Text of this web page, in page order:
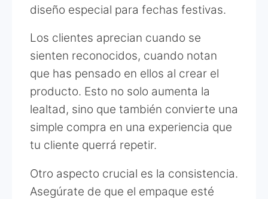
diseño especial para fechas festivas.
Los clientes aprecian cuando se
sienten reconocidos, cuando notan
que has pensado en ellos al crear el
producto. Esto no solo aumenta la
lealtad, sino que también convierte una
simple compra en una experiencia que
tu cliente querrá repetir.
Otro aspecto crucial es la consistencia.
Asegúrate de que el empaque esté